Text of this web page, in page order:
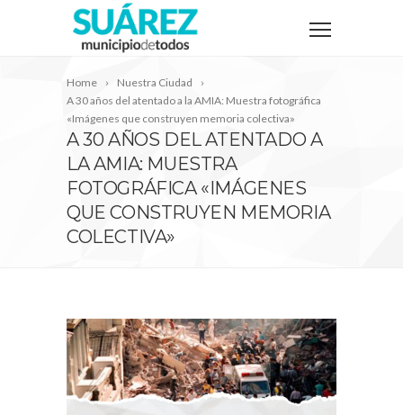
Home
Nuestra Ciudad
A 30 años del atentado a la AMIA: Muestra fotográfica
«Imágenes que construyen memoria colectiva»
A 30 AÑOS DEL ATENTADO A
LA AMIA: MUESTRA
FOTOGRÁFICA «IMÁGENES
QUE CONSTRUYEN MEMORIA
COLECTIVA»